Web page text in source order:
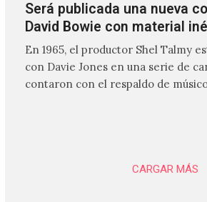
Será publicada una nueva
David Bowie con material
En 1965, el productor Shel Talmy
con Davie Jones en una serie de
contaron con el respaldo de
CARGAR MÁS